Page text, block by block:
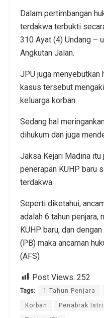
Dalam pertimbangan
terdakwa terbukti
310 Ayat (4) Undang –
Angkutan Jalan.
JPU juga menyebutkan
kasus tersebut
keluarga korban.
Sedang hal
dihukum dan juga
Jaksa Kejari Madina itu
penerapan KUHP baru
terdakwa.
Seperti diketahui,
adalah 6 tahun penjara,
KUHP baru, dan
(PB) maka ancaman
(AFS)
Post Views: 252
Tags: 1 Tahun Penjara
Korban Penabrak Istri